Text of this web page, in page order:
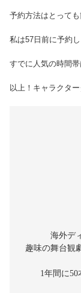
予約方法はとっても
私は57日前に予約し
すでに人気の時間
以上！キャラクタ
海外デ
趣味の舞台観
1年間に50